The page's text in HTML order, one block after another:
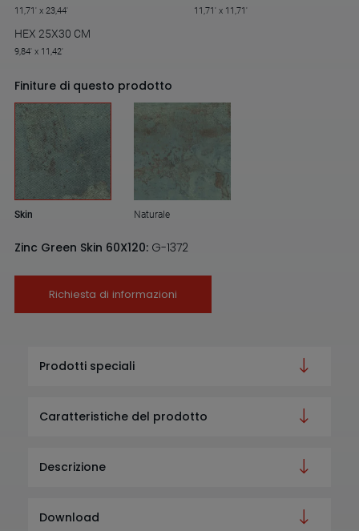
11,71' x 23,44' 11,71' x 11,71'
HEX 25X30 CM
9,84' x 11,42'
Finiture di questo prodotto
Skin Naturale
Zinc Green Skin 60X120: G-1372
Richiesta di informazioni
Prodotti speciali
Caratteristiche del prodotto
Descrizione
Download